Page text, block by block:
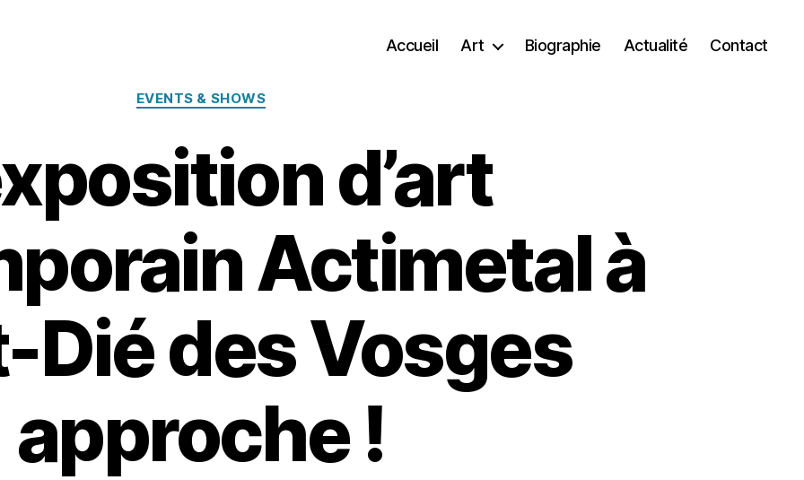
Accueil Art Biographie Actualité Contact
Catégories
EVENTS & SHOWS
d’art
Actimetal à
Dié des Vosges
approche !